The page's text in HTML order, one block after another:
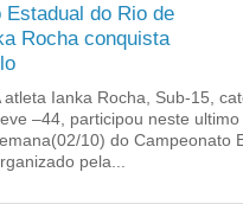
Estadual do Rio de
Rocha conquista
atleta Ianka Rocha, Sub-15,
–44, participou neste ultimo
10) do Campeonato
pela...